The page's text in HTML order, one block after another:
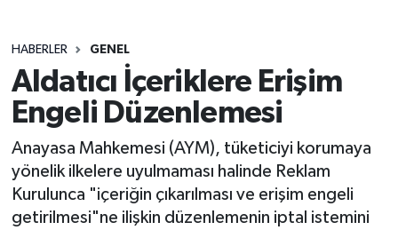
HABERLER GENEL
Aldatıcı İçeriklere Erişim
Engeli Düzenlemesi
Anayasa Mahkemesi (AYM), tüketiciyi korumaya
yönelik ilkelere uyulmaması halinde Reklam
Kurulunca "içeriğin çıkarılması ve erişim engeli
getirilmesi"ne ilişkin düzenlemenin iptal istemini